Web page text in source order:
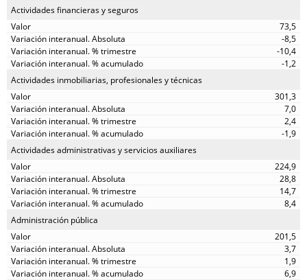
Actividades financieras y seguros
73,5
-8,5
-10,4
-1,2
Actividades inmobiliarias, profesionales y técnicas
301,3
7,0
2,4
-1,9
Actividades administrativas y servicios auxiliares
224,9
28,8
14,7
8,4
Administración pública
201,5
3,7
1,9
6,9